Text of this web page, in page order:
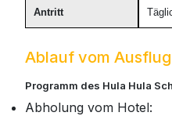
Antritt
Ablauf vom Ausflug
Programm des Hula Hula
Abholung vom Hotel: